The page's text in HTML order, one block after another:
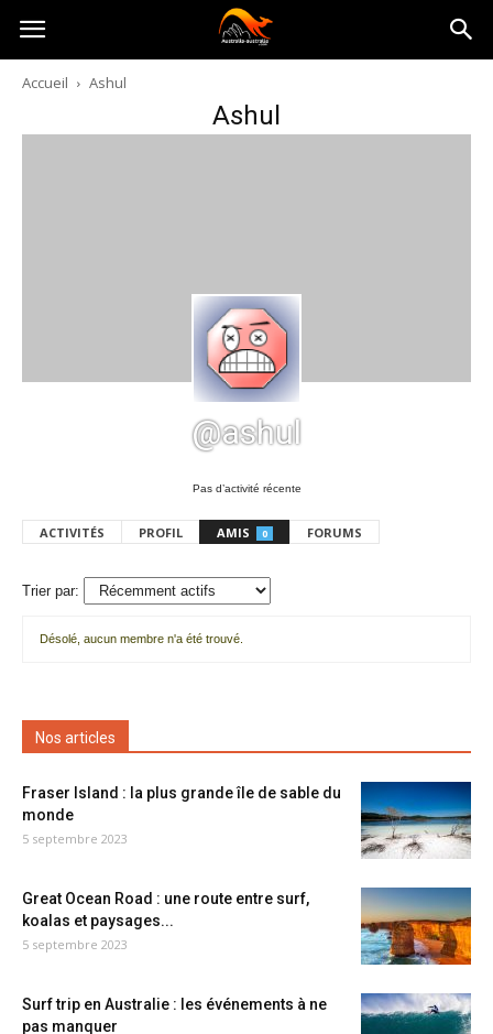
Australia-
australie.com
Accueil Ashul
Ashul
@ashul
Pas d’activité récente
ACTIVITÉS PROFIL AMIS 0 FORUMS
Trier par:
amis
Désolé, aucun membre n'a été trouvé.
Nos articles
Fraser Island : la plus grande île de sable du
monde
5 septembre 2023
Great Ocean Road : une route entre surf,
koalas et paysages...
5 septembre 2023
Surf trip en Australie : les événements à ne
pas manquer